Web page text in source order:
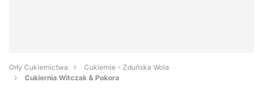
Orły Cukiernictwa
Cukiernie - Zduńska Wola
Cukiernia Witczak & Pokora